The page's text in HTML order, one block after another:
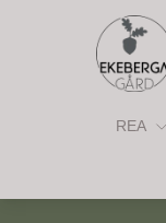
REA